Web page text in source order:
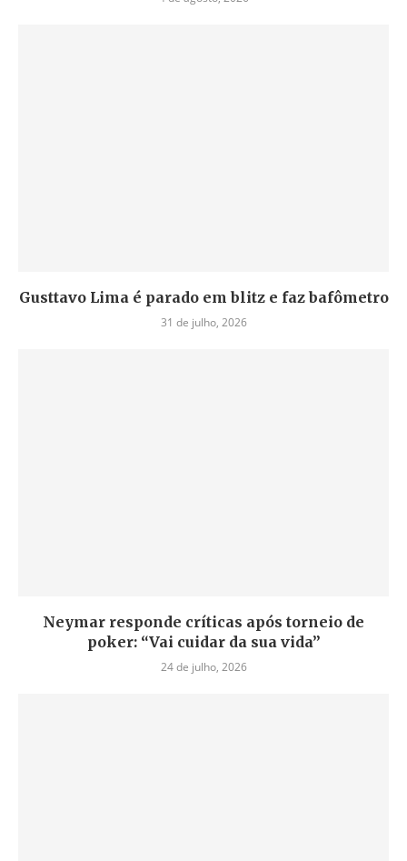
Gusttavo Lima é parado em blitz e faz bafômetro
31 de julho, 2026
Neymar responde críticas após torneio de
poker: “Vai cuidar da sua vida”
24 de julho, 2026